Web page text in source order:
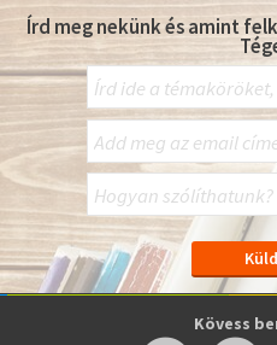
Írd meg nekünk és amint
Kövess